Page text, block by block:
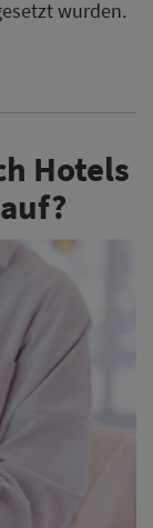
wurden.
Hotels